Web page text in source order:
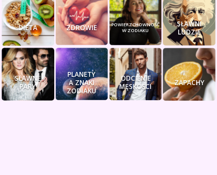
DIETA ZDROWIE
POWIERZCHOWNOŚĆ
W ZODIAKU
SŁAWNI
LUDZIE
SŁAWNE
PARY
PLANETY
A ZNAKI
ZODIAKU
ODCIENIE
MĘSKOŚCI
ZAPACHY